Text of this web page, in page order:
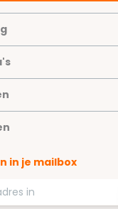
in je mailbox